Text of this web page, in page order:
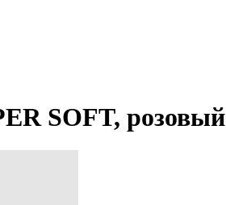
SOFT, розовый